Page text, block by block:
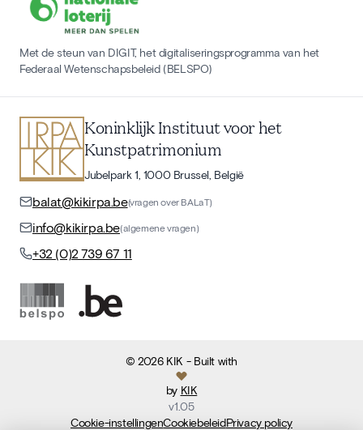
Met de steun van DIGIT, het digitaliseringsprogramma van het
Federaal Wetenschapsbeleid (BELSPO)
Koninklijk Instituut voor het
Kunstpatrimonium
Jubelpark 1, 1000 Brussel, België
balat@kikirpa.be(vragen over BALaT)
info@kikirpa.be(algemene vragen)
+32 (0)2 739 67 11
©2026 KIK - Built with
by KIK
v1.05
Cookie-instellingenCookiebeleidPrivacy policy